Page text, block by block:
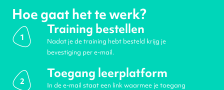
Hoe gaat het te werk?
1
Training bestellen
Nadat je de training hebt besteld krijg je
bevestiging per e-mail.
2
Toegang leerplatform
In de e-mail staat een link waarmee je toegang